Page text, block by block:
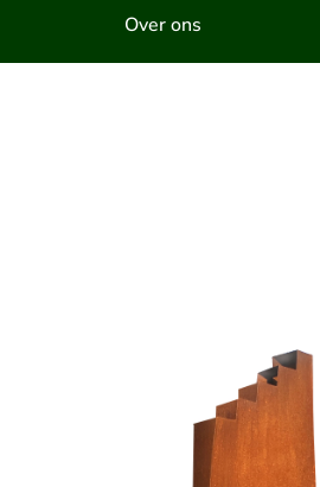
Over ons